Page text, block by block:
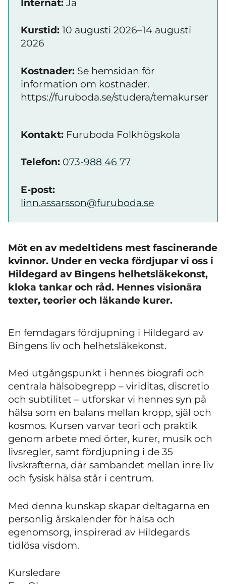
Internat: Ja
Kurstid: 10 augusti 2026–14 augusti
2026
Kostnader: Se hemsidan för
information om kostnader.
https://furuboda.se/studera/temakurser
Kontakt: Furuboda Folkhögskola
Telefon: 073-988 46 77
E-post:
linn.assarsson@furuboda.se
Möt en av medeltidens mest fascinerande
kvinnor. Under en vecka fördjupar vi oss i
Hildegard av Bingens helhetsläkekonst,
kloka tankar och råd. Hennes visionära
texter, teorier och läkande kurer.
En femdagars fördjupning i Hildegard av
Bingens liv och helhetsläkekonst.
Med utgångspunkt i hennes biografi och
centrala hälsobegrepp – viriditas, discretio
och subtilitet – utforskar vi hennes syn på
hälsa som en balans mellan kropp, själ och
kosmos. Kursen varvar teori och praktik
genom arbete med örter, kurer, musik och
livsregler, samt fördjupning i de 35
livskrafterna, där sambandet mellan inre liv
och fysisk hälsa står i centrum.
Med denna kunskap skapar deltagarna en
personlig årskalender för hälsa och
egenomsorg, inspirerad av Hildegards
tidlösa visdom.
Kursledare